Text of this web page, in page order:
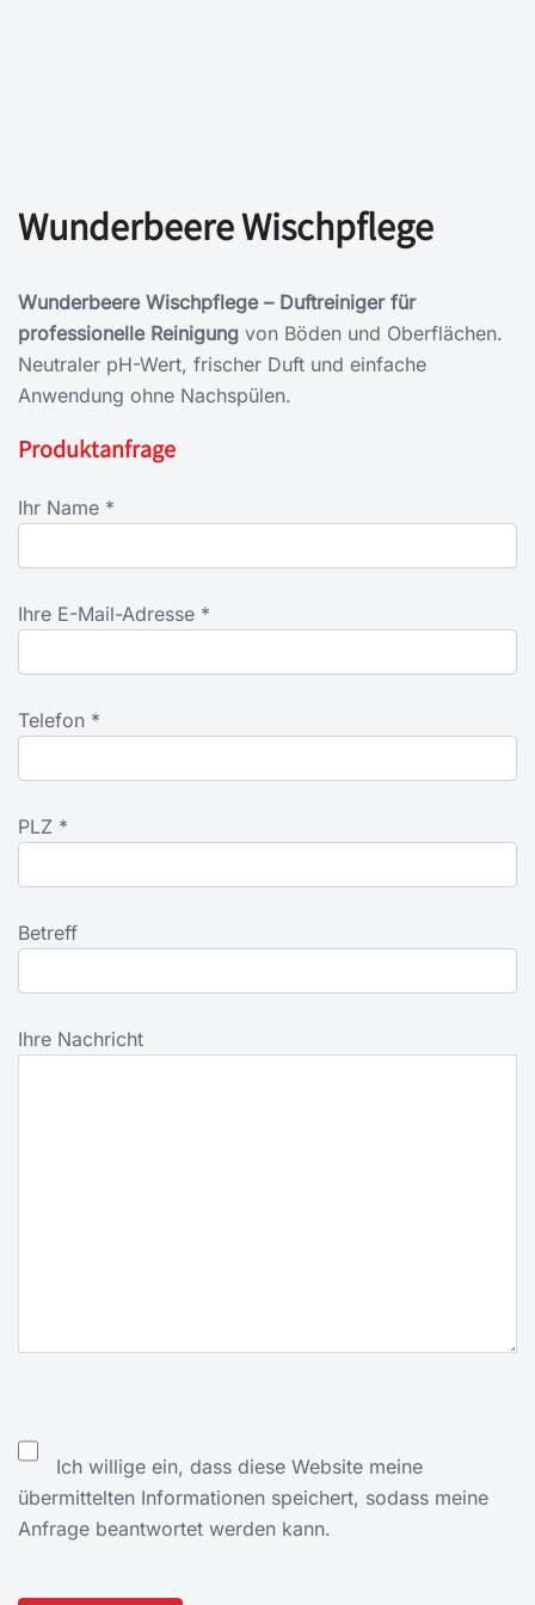
Wunderbeere Wischpflege
Wunderbeere Wischpflege – Duftreiniger für
professionelle Reinigung von Böden und Oberflächen.
Neutraler pH-Wert, frischer Duft und einfache
Anwendung ohne Nachspülen.
Produktanfrage
Ihr Name *
Ihre E-Mail-Adresse *
Telefon *
PLZ *
Betreff
Ihre Nachricht
Ich willige ein, dass diese Website meine
übermittelten Informationen speichert, sodass meine
Anfrage beantwortet werden kann.